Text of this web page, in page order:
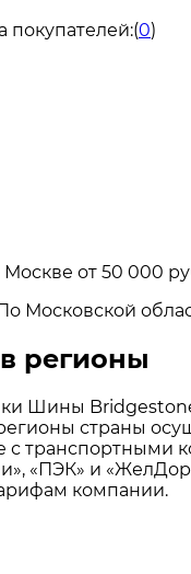
покупателей:(0)
Москве от 50 000
Московской
регионы
Шины Bridgestone
страны
с транспортными
«ПЭК» и
компании.